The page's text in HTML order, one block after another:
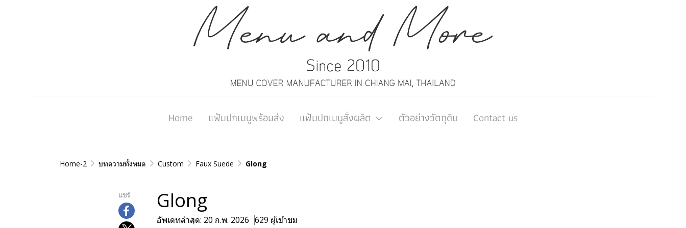
Home แฟ้มปกเมนูพร้อมส่ง แฟ้มปกเมนูสั่งผลิต ตัวอย่างวัตถุดิบ Contact us
Home-2 บทความทั้งหมด Custom Faux Suede Glong
แชร์ Glong
อัพเดทล่าสุด: 20 ก.พ. 2026 629 ผู้เข้าชม